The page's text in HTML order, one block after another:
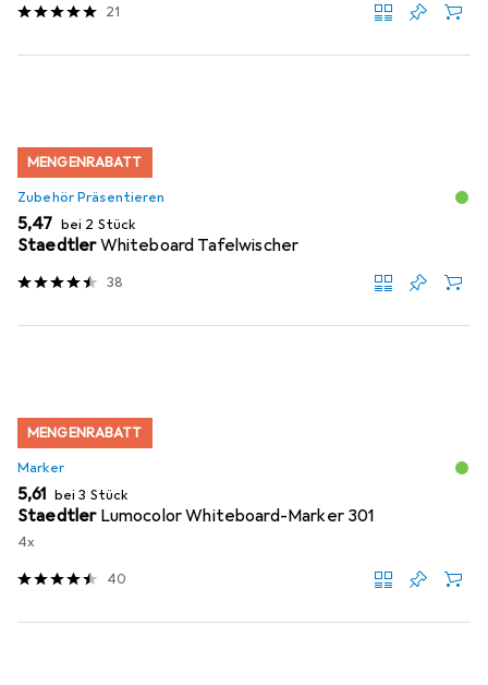
21
MENGENRABATT
Zubehör Präsentieren
EUR
5,47 bei 2 Stück
StaedtlerWhiteboard Tafelwischer
38
MENGENRABATT
Marker
EUR
5,61 bei 3 Stück
Staedtler Lumocolor Whiteboard-Marker 301
4x
40